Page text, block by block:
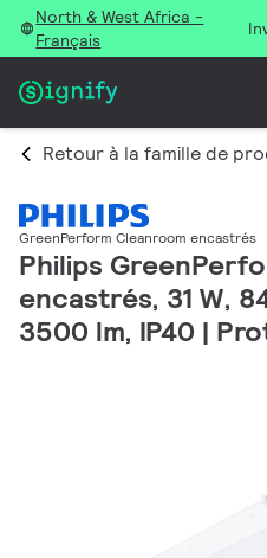
North & West Africa -
Français
Retour à la famille de
GreenPerform Cleanroom encastrés
Philips
encastrés, 31 W,
3500 lm, IP40 |